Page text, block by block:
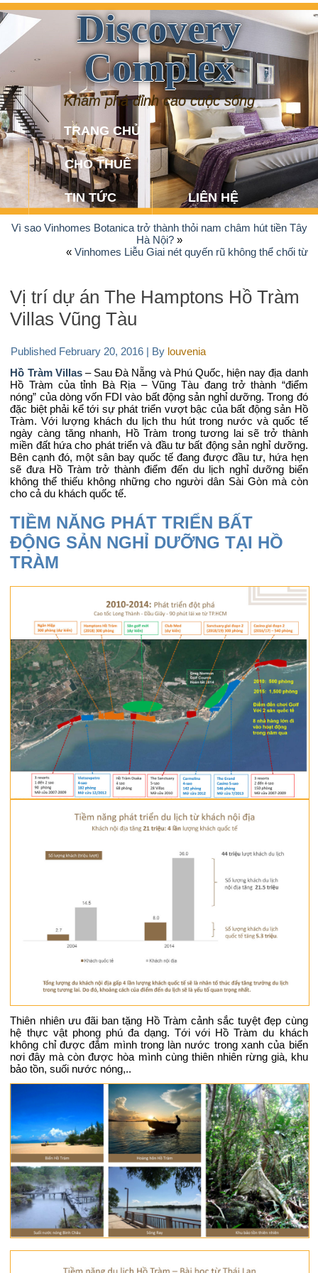
Discovery
Complex
Khám phá đỉnh cao cuộc sống
TRANG CHỦ
CHO THUÊ
TIN TỨC LIÊN HỆ
Vì sao Vinhomes Botanica trở thành thỏi nam châm hút tiền Tây
Hà Nội?»
« Vinhomes Liễu Giai nét quyến rũ không thể chối từ
Vị trí dự án The Hamptons Hồ Tràm
Villas Vũng Tàu
Published February 20, 2016 | By louvenia
Hồ Tràm Villas– Sau Đà Nẵng và Phú Quốc, hiện nay địa danh
Hồ Tràm của tỉnh Bà Rịa – Vũng Tàu đang trở thành “điểm
nóng” của dòng vốn FDI vào bất động sản nghỉ dưỡng. Trong đó
đặc biệt phải kể tới sự phát triển vượt bậc của bất động sản Hồ
Tràm. Với lượng khách du lịch thu hút trong nước và quốc tế
ngày càng tăng nhanh, Hồ Tràm trong tương lai sẽ trở thành
miền đất hứa cho phát triển và đầu tư bất động sản nghỉ dưỡng.
Bên cạnh đó, một sân bay quốc tế đang được đầu tư, hứa hẹn
sẽ đưa Hồ Tràm trở thành điểm đến du lịch nghỉ dưỡng biển
không thể thiếu không những cho người dân Sài Gòn mà còn
cho cả du khách quốc tế.
TIỀM NĂNG PHÁT TRIỂN BẤT
ĐỘNG SẢN NGHỈ DƯỠNG TẠI HỒ
TRÀM
Thiên nhiên ưu đãi ban tặng Hồ Tràm cảnh sắc tuyệt đẹp cùng
hệ thực vật phong phú đa dạng. Tới với Hồ Tràm du khách
không chỉ được đắm mình trong làn nước trong xanh của biển
nơi đây mà còn được hòa mình cùng thiên nhiên rừng già, khu
bảo tồn, suối nước nóng,..